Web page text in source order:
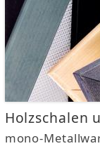
Holzschalen
mono-